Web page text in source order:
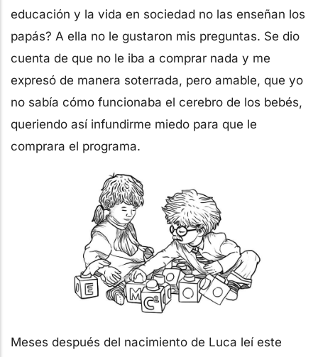
educación y la vida en sociedad no las enseñan los
papás? A ella no le gustaron mis preguntas. Se dio
cuenta de que no le iba a comprar nada y me
expresó de manera soterrada, pero amable, que yo
no sabía cómo funcionaba el cerebro de los bebés,
queriendo así infundirme miedo para que le
comprara el programa.
Meses después del nacimiento de Luca leí este